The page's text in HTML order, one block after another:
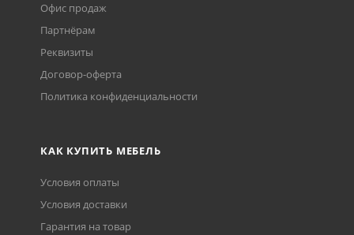
Офис продаж
Партнёрам
Реквизиты
Договор-оферта
Политика конфиденциальности
КАК КУПИТЬ МЕБЕЛЬ
Условия оплаты
Условия доставки
Гарантия на товар